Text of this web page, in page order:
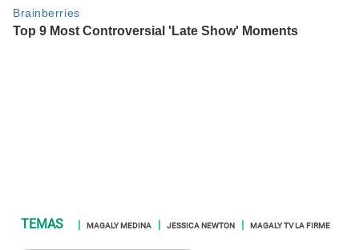
MAGALY MEDINA JESSICA NEWTON MAGALY TV LA FIRME